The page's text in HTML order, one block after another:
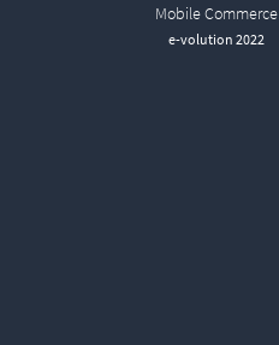
Mobile Commerce
e-volution 2022